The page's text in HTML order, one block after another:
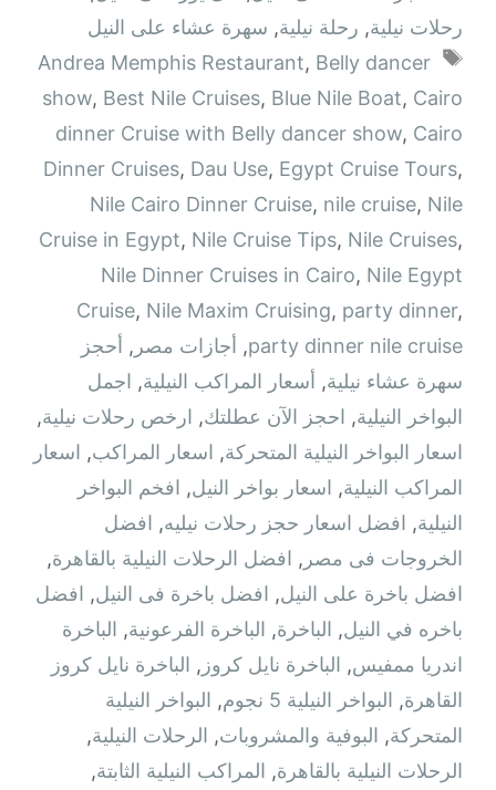
رحلات نيلية, رحلة نيلية, سهرة عشاء على النيل
الوسوم
Andrea Memphis Restaurant, Belly dancer
show, Best Nile Cruises, Blue Nile Boat, Cairo
dinner Cruise with Belly dancer show, Cairo
Dinner Cruises, Dau Use, Egypt Cruise Tours,
Nile Cairo Dinner Cruise, nile cruise, Nile
Cruise in Egypt, Nile Cruise Tips, Nile Cruises,
Nile Dinner Cruises in Cairo, Nile Egypt
Cruise, Nile Maxim Cruising, party dinner,
party dinner nile cruise
, أجازات مصر , أحجز
سهرة عشاء نيلية, أسعار المراكب النيلية, اجمل
البواخر النيلية, احجز الآن عطلتك, ارخص رحلات نيلية,
اسعار البواخر النيلية المتحركة, اسعار المراكب, اسعار
المراكب النيلية, اسعار بواخر النيل, افخم البواخر
النيلية, افضل اسعار حجز رحلات نيليه, افضل
الخروجات فى مصر , افضل الرحلات النيلية بالقاهرة,
افضل باخرة على النيل, افضل باخرة فى النيل, افضل
باخره في النيل, الباخرة, الباخرة الفرعونية, الباخرة
اندريا ممفيس, الباخرة نايل كروز , الباخرة نايل كروز
القاهرة, البواخر النيلية 5 نجوم , البواخر النيلية
المتحركة, البوفية والمشروبات, الرحلات النيلية,
الرحلات النيلية بالقاهرة, المراكب النيلية الثابتة,